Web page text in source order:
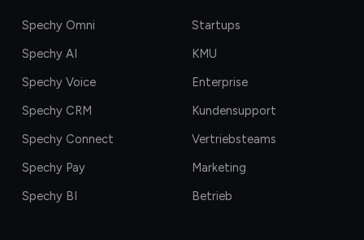
Spechy Omni
Spechy AI
Spechy Voice
Spechy CRM
Spechy Connect
Spechy Pay
Spechy BI
Startups
KMU
Enterprise
Kundensupport
Vertriebsteams
Marketing
Betrieb